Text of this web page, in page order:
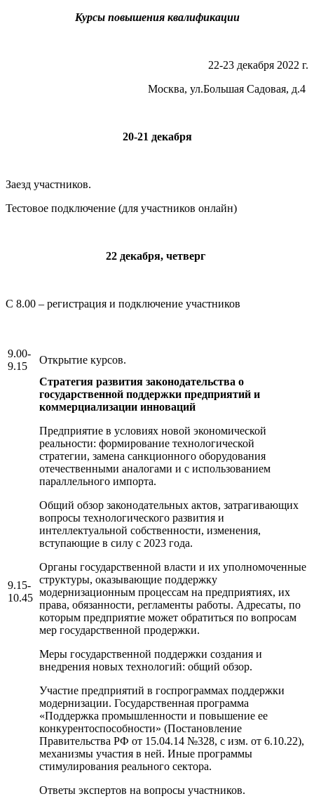
Курсы повышения квалификации
22-23 декабря 2022 г.
Москва, ул.Большая Садовая, д.4
20-21 декабря
Заезд участников.
Тестовое подключение (для участников онлайн)
22 декабря, четверг
С 8.00 – регистрация и подключение участников
9.00-
9.15
Открытие курсов.
9.15-
10.45
Стратегия развития законодательства о
государственной поддержки предприятий и
коммерциализации инноваций
Предприятие в условиях новой экономической
реальности: формирование технологической
стратегии, замена санкционного оборудования
отечественными аналогами и с использованием
параллельного импорта.
Общий обзор законодательных актов, затрагивающих
вопросы технологического развития и
интеллектуальной собственности, изменения,
вступающие в силу с 2023 года.
Органы государственной власти и их уполномоченные
структуры, оказывающие поддержку
модернизационным процессам на предприятиях, их
права, обязанности, регламенты работы. Адресаты, по
которым предприятие может обратиться по вопросам
мер государственной продержки.
Меры государственной поддержки создания и
внедрения новых технологий: общий обзор.
Участие предприятий в госпрограммах поддержки
модернизации. Государственная программа
«Поддержка промышленности и повышение ее
конкурентоспособности» (Постановление
Правительства РФ от 15.04.14 №328, с изм. от 6.10.22),
механизмы участия в ней. Иные программы
стимулирования реального сектора.
Ответы экспертов на вопросы участников.